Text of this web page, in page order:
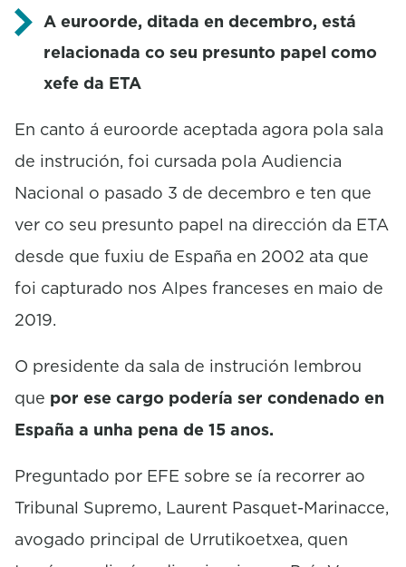
A euroorde, ditada en decembro, está
relacionada co seu presunto papel como
xefe da ETA
En canto á euroorde aceptada agora pola sala
de instrución, foi cursada pola Audiencia
Nacional o pasado 3 de decembro e ten que
ver co seu presunto papel na dirección da ETA
desde que fuxiu de España en 2002 ata que
foi capturado nos Alpes franceses en maio de
2019.
O presidente da sala de instrución lembrou
que por ese cargo podería ser condenado en
España a unha pena de 15 anos.
Preguntado por EFE sobre se ía recorrer ao
Tribunal Supremo, Laurent Pasquet-Marinacce,
avogado principal de Urrutikoetxea, quen